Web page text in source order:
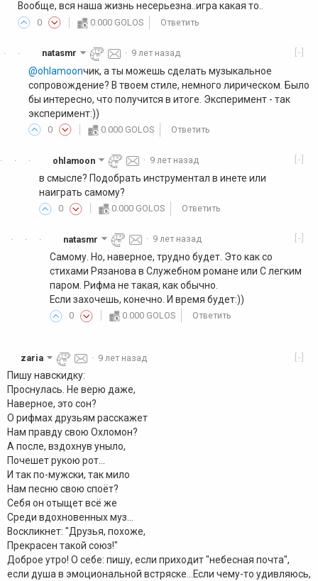
Вообще, вся наша жизнь несерьезна..игра какая то..
0 0.000 GOLOS Ответить
·
· [-]
natasmr · 9 лет назад
@ohlamoonчик, а ты можешь сделать музыкальное
сопровождение? В твоем стиле, немного лирическом. Было
бы интересно, что получится в итоге. Эксперимент - так
эксперимент:))
0 0.000 GOLOS Ответить
·
·
· [-]
ohlamoon · 9 лет назад
в смысле? Подобрать инструментал в инете или
наиграть самому?
0 0.000 GOLOS Ответить
·
·
· [-]
natasmr · 9 лет назад
Самому. Но, наверное, трудно будет. Это как со
стихами Рязанова в Служебном романе или С легким
паром. Рифма не такая, как обычно.
Если захочешь, конечно. И время будет:))
0 0.000 GOLOS Ответить
[-]
zaria · 9 лет назад
Пишу навскидку:
Проснулась. Не верю даже,
Наверное, это сон?
О рифмах друзьям расскажет
Нам правду свою Охломон?
А после, вздохнув уныло,
Почешет рукою рот...
И так по-мужски, так мило
Нам песню свою споёт?
Себя он отыщет всё же
Среди вдохновенных муз...
Воскликнет: "Друзья, похоже,
Прекрасен такой союз!"
Доброе утро! О себе: пишу, если приходит "небесная почта",
если душа в эмоциональной встряске...Если чему-то удивляюсь,